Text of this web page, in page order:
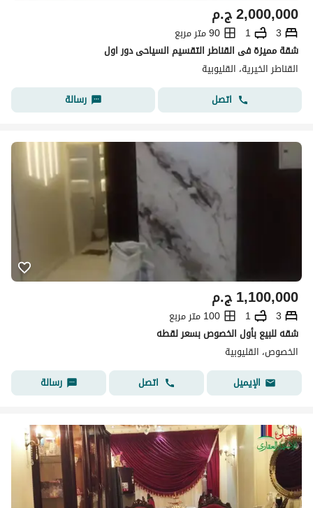
ج.م2,000,000
3
1
90 متر مربع
شقة مميزة فى القناطر التقسيم السياحى دور اول
القناطر الخيرية، القليوبية
اتصل
رسالة
ج.م1,100,000
3
1
100 متر مربع
شقه للبيع بأول الخصوص بسعر لقطه
الخصوص، القليوبية
الإيميل
اتصل رسالة